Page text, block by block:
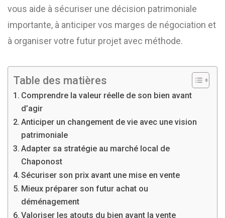
vous aide à sécuriser une décision patrimoniale
importante, à anticiper vos marges de négociation et
à organiser votre futur projet avec méthode.
Table des matières
Comprendre la valeur réelle de son bien avant
d’agir
Anticiper un changement de vie avec une vision
patrimoniale
Adapter sa stratégie au marché local de
Chaponost
Sécuriser son prix avant une mise en vente
Mieux préparer son futur achat ou
déménagement
Valoriser les atouts du bien avant la vente